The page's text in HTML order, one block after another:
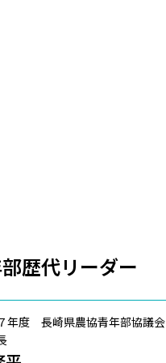
歴代リーダー
年度 長崎県農協青年部協議会